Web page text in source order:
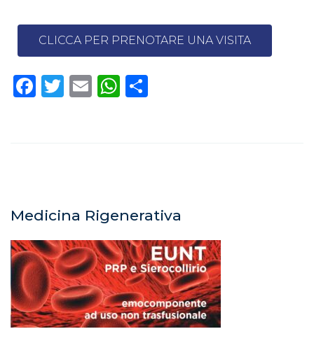
CLICCA PER PRENOTARE UNA VISITA
Facebook
Twitter
EmailWhatsApp
Medicina Rigenerativa